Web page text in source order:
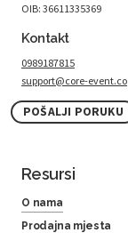
OIB: 36611335369
Kontakt
0989187815
support@core-event.co
POŠALJI PORUKU
Resursi
O nama
Prodajna mjesta